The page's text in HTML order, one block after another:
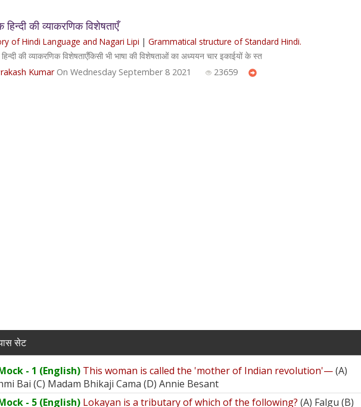
हिन्दी की व्याकरणिक विशेषताएँ
of Hindi Language and Nagari Lipi | Grammatical structure of Standard Hindi.
की व्याकरणिक विशेषताएँकिसी भी भाषा की विशेषताओं का अध्ययन चार इकाईयों के स्त
KumarOn Wednesday September 8 2021 23659
सेट
- 1 (English) This woman is called the 'mother of Indian revolution'—(A)
Bai (C) Madam Bhikaji Cama (D) Annie Besant
- 5 (English) Lokayan is a tributary of which of the following? (A) Falgu (B)